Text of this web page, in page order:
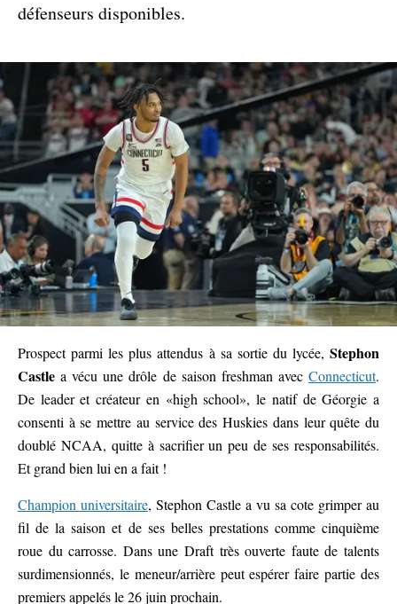
défenseurs disponibles.
Prospect parmi les plus attendus à sa sortie du lycée, Stephon
Castle a vécu une drôle de saison freshman avec Connecticut.
De leader et créateur en «high school», le natif de Géorgie a
consenti à se mettre au service des Huskies dans leur quête du
doublé NCAA, quitte à sacrifier un peu de ses responsabilités.
Et grand bien lui en a fait !
Champion universitaire, Stephon Castle a vu sa cote grimper au
fil de la saison et de ses belles prestations comme cinquième
roue du carrosse. Dans une Draft très ouverte faute de talents
surdimensionnés, le meneur/arrière peut espérer faire partie des
premiers appelés le 26 juin prochain.